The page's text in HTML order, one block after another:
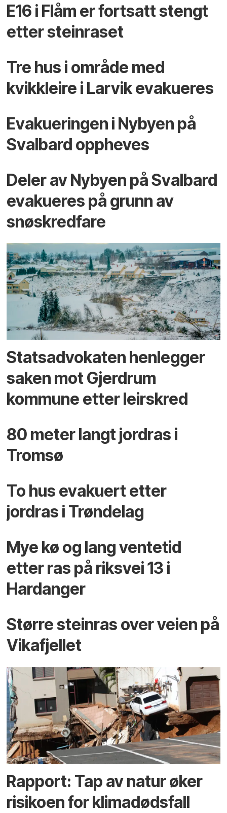
E16 i Flåm er fortsatt stengt
etter steinraset
Tre hus i område med
kvikkleire i Larvik evakueres
Evakueringen i Nybyen på
Svalbard oppheves
Deler av Nybyen på Svalbard
evakueres på grunn av
snøskredfare
Statsadvokaten henlegger
saken mot Gjerdrum
kommune etter leirskred
80 meter langt jordras i
Tromsø
To hus evakuert etter
jordras i Trøndelag
Mye kø og lang ventetid
etter ras på riksvei 13 i
Hardanger
Større steinras over veien på
Vikafjellet
Rapport: Tap av natur øker
risikoen for klimadødsfall